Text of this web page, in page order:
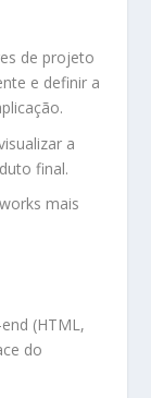
de projeto
e definir a
a
final.
mais
(HTML,
do